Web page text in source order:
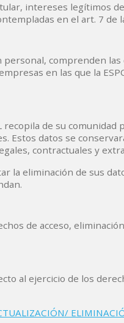
intereses legítimos
en el art. 7 de
comprenden
en las que la
recopila de su
Estos datos se
contractuales y
la eliminación de sus
de acceso,
al ejercicio de los